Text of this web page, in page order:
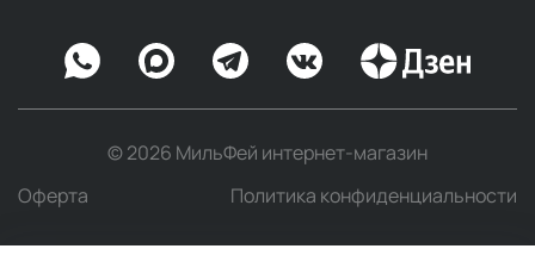
© 2026 МильФей интернет-магазин
Оферта
Политика конфиденциальности